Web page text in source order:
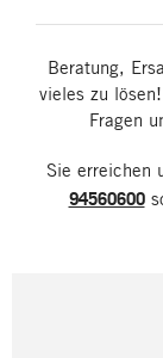
Beratung,
vieles zu
Fragen
Sie erreichen
94560600